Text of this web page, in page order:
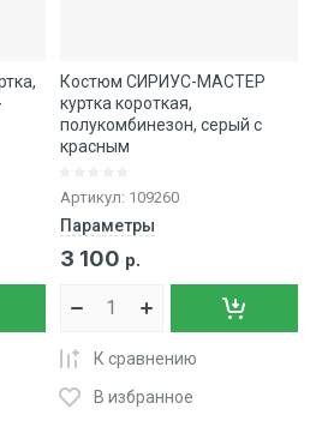
Костюм СИРИУС-МАСТЕР
куртка короткая,
полукомбинезон, серый с
красным
Артикул: 109260
Параметры
3 100 р.
К сравнению
В избранное